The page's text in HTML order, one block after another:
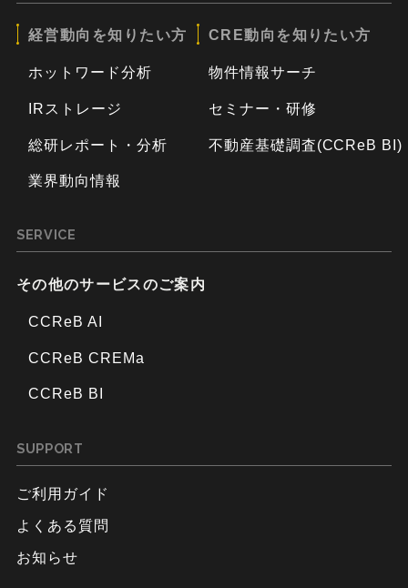
経営動向を知りたい方
ホットワード分析
IRストレージ
総研レポート・分析
業界動向情報
CRE動向を知りたい方
物件情報サーチ
セミナー・研修
不動産基礎調査(CCReB BI)
SERVICE
その他のサービスのご案内
CCReB AI
CCReB CREMa
CCReB BI
SUPPORT
ご利用ガイド
よくある質問
お知らせ